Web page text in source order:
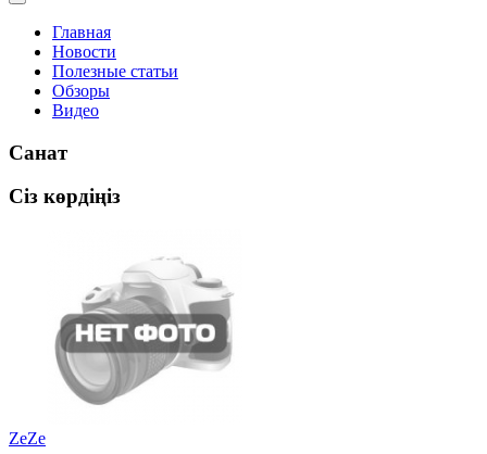
Главная
Новости
Полезные статьи
Обзоры
Видео
Санат
Сіз көрдіңіз
ZeZe